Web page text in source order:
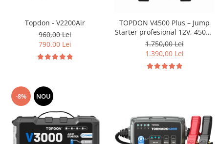
Topdon - V2200Air
960,00 Lei
790,00 Lei
TOPDON V4500 Plus – Jump
Starter profesional 12V, 4500A
cu Powerbank și lanternă LED
1.750,00 Lei
1.390,00 Lei
-8% NOU